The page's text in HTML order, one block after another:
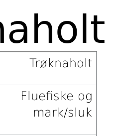
Trøknaholt
Fluefiske og
mark/sluk